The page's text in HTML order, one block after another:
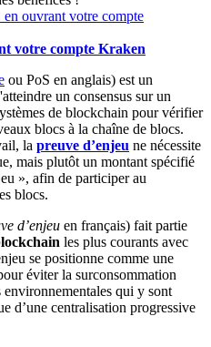
votre compte Kraken
ou PoS en anglais) est un
un consensus sur un
de blockchain pour vérifier
blocs à la chaîne de blocs.
la preuve d’enjeu ne nécessite
mais plutôt un montant spécifié
», afin de participer au
blocs.
d’enjeu en français) fait partie
les plus courants avec
se positionne comme une
éviter la surconsommation
qui y sont
d’une centralisation progressive